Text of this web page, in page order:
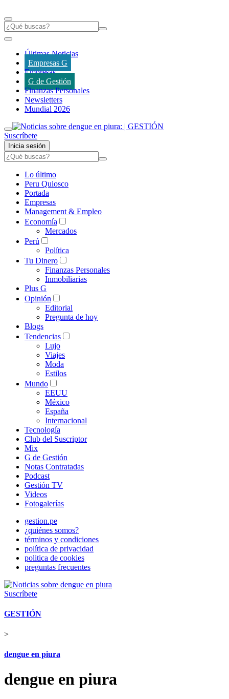
Últimas Noticias
Empresas G
Empresas
G de Gestión
Finanzas Personales
Newsletters
Mundial 2026
Suscríbete
Inicia sesión
Lo último
Peru Quiosco
Portada
Empresas
Management & Empleo
Economía
Mercados
Perú
Política
Tu Dinero
Finanzas Personales
Inmobiliarias
Plus G
Opinión
Editorial
Pregunta de hoy
Blogs
Tendencias
Lujo
Viajes
Moda
Estilos
Mundo
EEUU
México
España
Internacional
Tecnología
Club del Suscriptor
Mix
G de Gestión
Notas Contratadas
Podcast
Gestión TV
Videos
Fotogalerías
gestion.pe
¿quiénes somos?
términos y condiciones
política de privacidad
politica de cookies
preguntas frecuentes
Suscríbete
GESTIÓN
>
dengue en piura
dengue en piura